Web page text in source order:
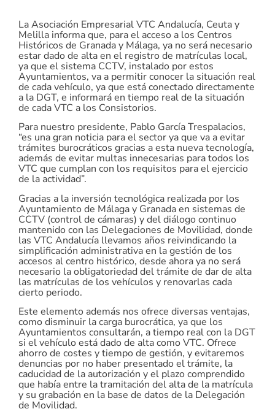
La Asociación Empresarial VTC Andalucía, Ceuta y
Melilla informa que, para el acceso a los Centros
Históricos de Granada y Málaga, ya no será necesario
estar dado de alta en el registro de matrículas local,
ya que el sistema CCTV, instalado por estos
Ayuntamientos, va a permitir conocer la situación real
de cada vehículo, ya que está conectado directamente
a la DGT, e informará en tiempo real de la situación
de cada VTC a los Consistorios.
Para nuestro presidente, Pablo García Trespalacios,
“es una gran noticia para el sector ya que va a evitar
trámites burocráticos gracias a esta nueva tecnología,
además de evitar multas innecesarias para todos los
VTC que cumplan con los requisitos para el ejercicio
de la actividad”.
Gracias a la inversión tecnológica realizada por los
Ayuntamiento de Málaga y Granada en sistemas de
CCTV (control de cámaras) y del diálogo continuo
mantenido con las Delegaciones de Movilidad, donde
las VTC Andalucía llevamos años reivindicando la
simplificación administrativa en la gestión de los
accesos al centro histórico, desde ahora ya no será
necesario la obligatoriedad del trámite de dar de alta
las matrículas de los vehículos y renovarlas cada
cierto periodo.
Este elemento además nos ofrece diversas ventajas,
como disminuir la carga burocrática, ya que los
Ayuntamientos consultarán, a tiempo real con la DGT
si el vehículo está dado de alta como VTC. Ofrece
ahorro de costes y tiempo de gestión, y evitaremos
denuncias por no haber presentado el trámite, la
caducidad de la autorización y el plazo comprendido
que había entre la tramitación del alta de la matrícula
y su grabación en la base de datos de la Delegación
de Movilidad.